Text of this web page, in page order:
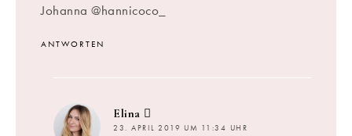
Johanna @hannicoco_
ANTWORTEN
Elina
23. APRIL 2019 UM 11:34 UHR